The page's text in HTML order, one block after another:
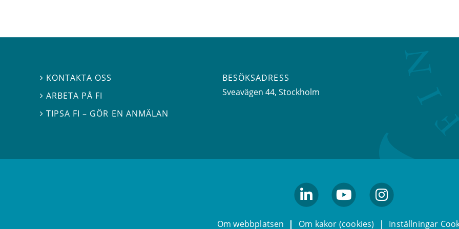
 KONTAKTA OSS
 ARBETA PÅ FI
TIPSA FI – GÖR EN ANMÄLAN
BESÖKSADRESS
Sveavägen 44, Stockholm
Om webbplatsen Om kakor (cookies) Inställningar